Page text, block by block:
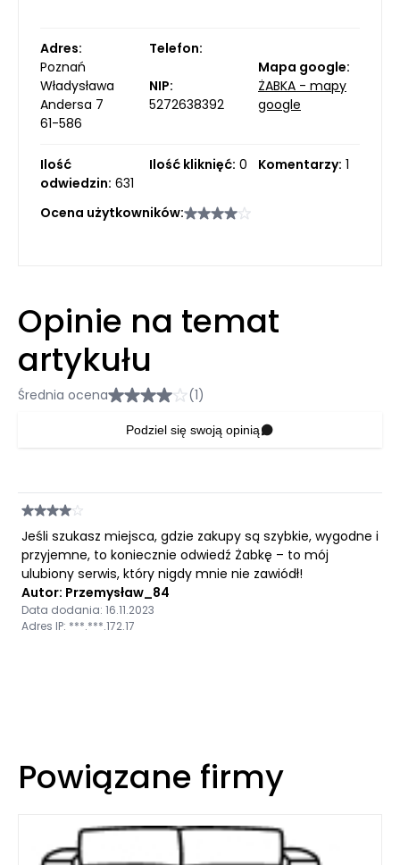
Adres:
Poznań
Władysława
Andersa 7
61-586
Telefon:
NIP:
5272638392
Mapa google:
ŻABKA - mapy
google
Ilość
odwiedzin: 631
Ilość kliknięć: 0 Komentarzy: 1
Ocena użytkowników:
Opinie na temat
artykułu
Średnia ocena (1)
Podziel się swoją opinią
Jeśli szukasz miejsca, gdzie zakupy są szybkie, wygodne i
przyjemne, to koniecznie odwiedź Żabkę – to mój
ulubiony serwis, który nigdy mnie nie zawiódł!
Autor: Przemysław_84
Data dodania: 16.11.2023
Adres IP: ***.***.172.17
Powiązane firmy